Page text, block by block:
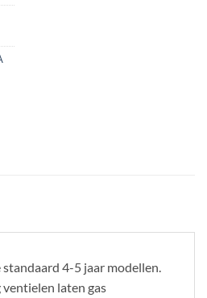
4-5 jaar modellen.
laten gas